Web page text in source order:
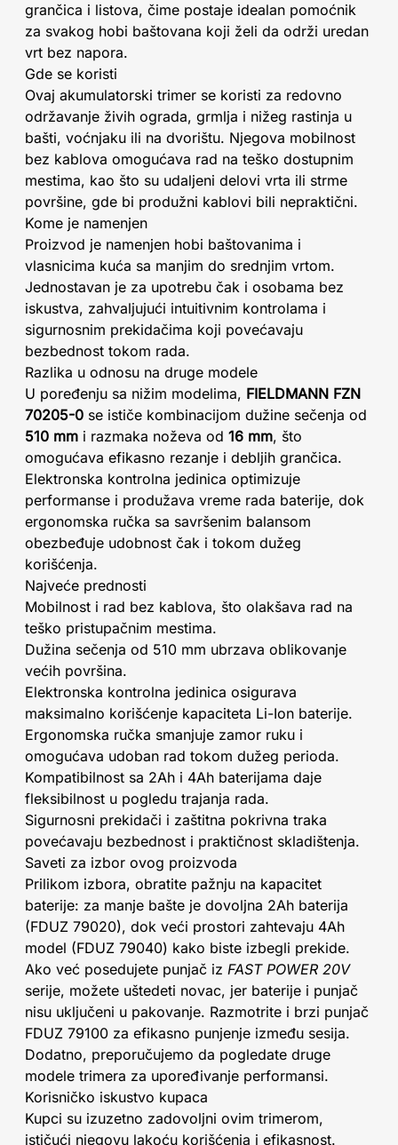
grančica i listova, čime postaje idealan pomoćnik
za svakog hobi baštovana koji želi da održi uredan
vrt bez napora.
Gde se koristi
Ovaj akumulatorski trimer se koristi za redovno
održavanje živih ograda, grmlja i nižeg rastinja u
bašti, voćnjaku ili na dvorištu. Njegova mobilnost
bez kablova omogućava rad na teško dostupnim
mestima, kao što su udaljeni delovi vrta ili strme
površine, gde bi produžni kablovi bili nepraktični.
Kome je namenjen
Proizvod je namenjen hobi baštovanima i
vlasnicima kuća sa manjim do srednjim vrtom.
Jednostavan je za upotrebu čak i osobama bez
iskustva, zahvaljujući intuitivnim kontrolama i
sigurnosnim prekidačima koji povećavaju
bezbednost tokom rada.
Razlika u odnosu na druge modele
U poređenju sa nižim modelima, FIELDMANN FZN
70205-0 se ističe kombinacijom dužine sečenja od
510 mm i razmaka noževa od 16 mm, što
omogućava efikasno rezanje i debljih grančica.
Elektronska kontrolna jedinica optimizuje
performanse i produžava vreme rada baterije, dok
ergonomska ručka sa savršenim balansom
obezbeđuje udobnost čak i tokom dužeg
korišćenja.
Najveće prednosti
Mobilnost i rad bez kablova, što olakšava rad na
teško pristupačnim mestima.
Dužina sečenja od 510 mm ubrzava oblikovanje
većih površina.
Elektronska kontrolna jedinica osigurava
maksimalno korišćenje kapaciteta Li-Ion baterije.
Ergonomska ručka smanjuje zamor ruku i
omogućava udoban rad tokom dužeg perioda.
Kompatibilnost sa 2Ah i 4Ah baterijama daje
fleksibilnost u pogledu trajanja rada.
Sigurnosni prekidači i zaštitna pokrivna traka
povećavaju bezbednost i praktičnost skladištenja.
Saveti za izbor ovog proizvoda
Prilikom izbora, obratite pažnju na kapacitet
baterije: za manje bašte je dovoljna 2Ah baterija
(FDUZ 79020), dok veći prostori zahtevaju 4Ah
model (FDUZ 79040) kako biste izbegli prekide.
Ako već posedujete punjač iz FAST POWER 20V
serije, možete uštedeti novac, jer baterije i punjač
nisu uključeni u pakovanje. Razmotrite i brzi punjač
FDUZ 79100 za efikasno punjenje između sesija.
Dodatno, preporučujemo da pogledate druge
modele trimera za upoređivanje performansi.
Korisničko iskustvo kupaca
Kupci su izuzetno zadovoljni ovim trimerom,
ističući njegovu lakoću korišćenja i efikasnost.